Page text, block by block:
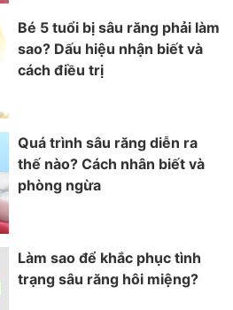
Bé 5 tuổi bị sâu răng phải làm
sao? Dấu hiệu nhận biết và
cách điều trị
Quá trình sâu răng diễn ra
thế nào? Cách nhân biết và
phòng ngừa
Làm sao để khắc phục tình
trạng sâu răng hôi miệng?